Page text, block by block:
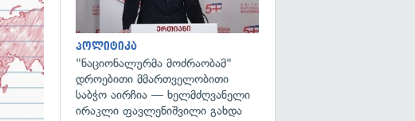
პოლიტიკა
"ნაციონალურმა მოძრაობამ"
დროებითი მმართველობითი
საბჭო აირჩია — ხელმძღვანელი
ირაკლი ფავლენიშვილი გახდა